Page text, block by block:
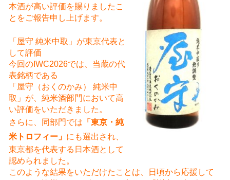
本酒が高い評価を賜りましたこ
とをご報告申し上げます。
「屋守 純米中取」が東京代表と
して評価
今回のIWC2026では、当蔵の代
表銘柄である
「屋守（おくのかみ） 純米中
取」が、純米酒部門において高
い評価をいただきました。
さらに、同部門では 「東京・純
米トロフィー」 にも選出され、
東京都を代表する日本酒として
認められました。
このような結果をいただけたことは、日頃から応援して